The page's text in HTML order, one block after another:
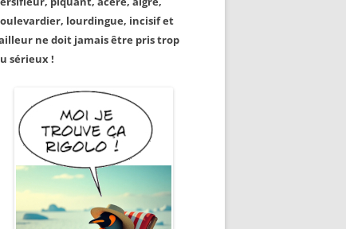
lourdingue, incisif et
ne doit jamais être pris trop
sérieux !